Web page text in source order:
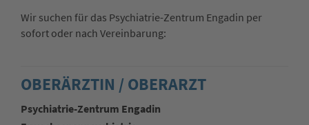
Wir suchen für das Psychiatrie-Zentrum Engadin per
sofort oder nach Vereinbarung:
OBERÄRZTIN / OBERARZT
Psychiatrie-Zentrum Engadin